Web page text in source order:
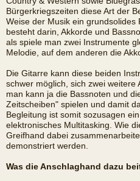
Bürgerkriegszeiten diese Art der
Weise der Musik ein grundsolides
besteht darin, Akkorde und
als spiele man zwei Instrumente
Melodie, auf dem anderen die
Die Gitarre kann diese beiden
schwer möglich, sich zwei weitere
man kann ja die Bassnoten und
Zeitscheiben" spielen und damit
Begleitung ist somit sozusagen
elektronisches Multitasking. Wie
Greifhand dabei
demonstriert werden.
Was die Anschlaghand dazu